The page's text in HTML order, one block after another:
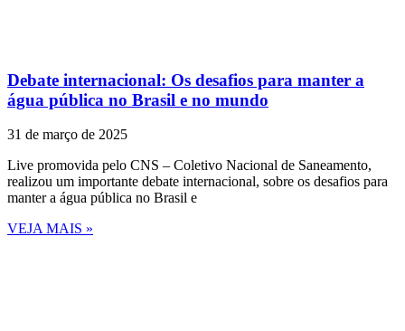
Debate internacional: Os desafios para manter a
água pública no Brasil e no mundo
31 de março de 2025
Live promovida pelo CNS – Coletivo Nacional de Saneamento,
realizou um importante debate internacional, sobre os desafios para
manter a água pública no Brasil e
VEJA MAIS »